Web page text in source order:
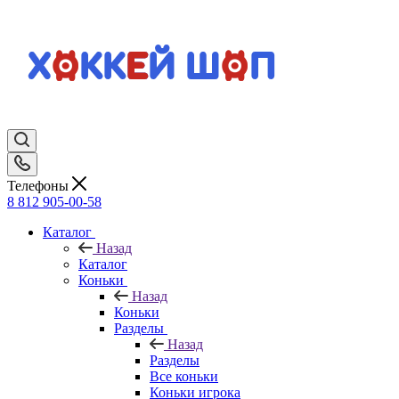
Телефоны
8 812 905-00-58
Каталог
Назад
Каталог
Коньки
Назад
Коньки
Разделы
Назад
Разделы
Все коньки
Коньки игрока